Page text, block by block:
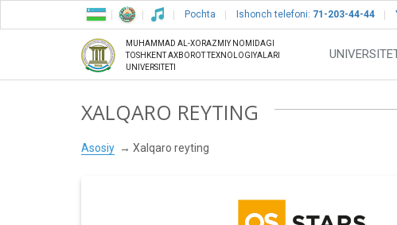
Pochta Ishonch telefoni: 71-203-44-44
MUHAMMAD AL-XORAZMIY NOMIDAGI
TOSHKENT AXBOROT TEXNOLOGIYALARI
UNIVERSITETI
XALQARO REYTING
Asosiy Xalqaro reyting